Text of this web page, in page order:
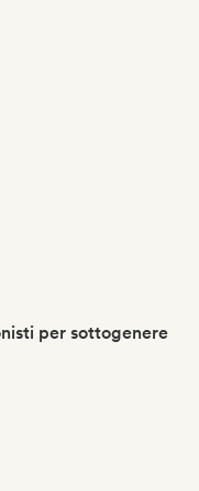
per sottogenere